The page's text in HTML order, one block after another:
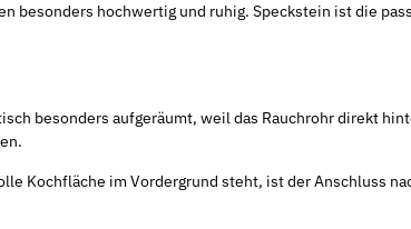
hochwertig und ruhig. Speckstein ist die
besonders aufgeräumt, weil das Rauchrohr direkt
Kochfläche im Vordergrund steht, ist der Anschluss